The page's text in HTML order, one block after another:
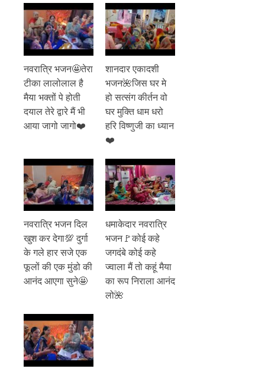
नवरात्रि भजन🤩तेरा
टीका लालोलाल है
मैया भक्तों पे होती
दयाल तेरे द्वारे मैं भी
आया जागो जागो❤️
शानदार एकादशी
भजन🌺जिस घर मे
हो सत्संग कीर्तन वो
घर मुक्ति धाम धरो
हरि विष्णुजी का ध्यान
❤️
नवरात्रि भजन दिल
खुश कर देगा💯 दुर्गा
के गले हार सजे एक
फूलों की एक मुंडो की
आनंद आएगा सुने🤩
धमाकेदार नवरात्रि
भजन🚩कोई कहे
जगदंबे कोई कहे
ज्वाला मैं तो कहूं मैया
का रूप निराला आनंद
लो🌺